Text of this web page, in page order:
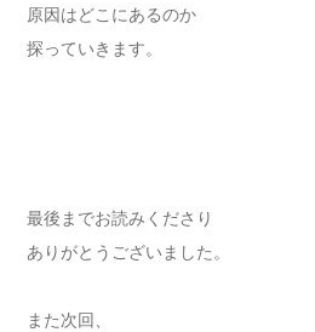
原因はどこにあるのか
探っていきます。
最後までお読みくださり
ありがとうございました。
また次回、